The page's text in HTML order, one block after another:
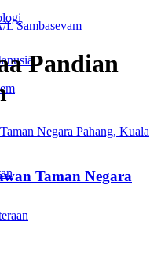
L Sambasevam
Pandian
Taman Negara